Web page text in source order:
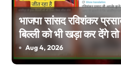
g
a
t
भाजपा सांसद रविशंकर
बिल्ली को भी खड़ा कर देंगे
वीडियो एडिटेड है
Aug 4, 2026